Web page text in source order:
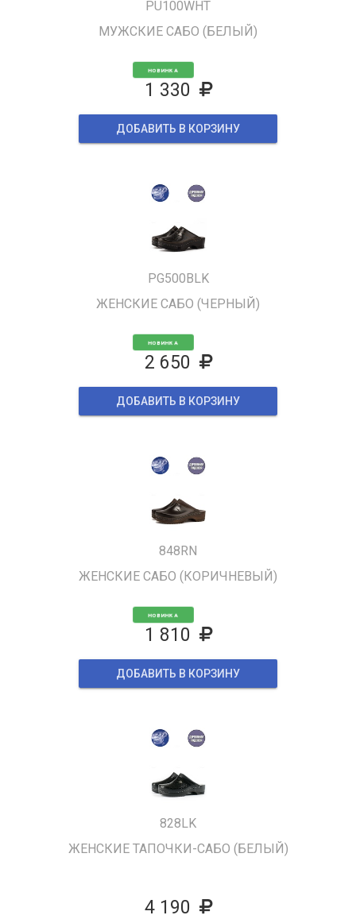
PU100WHT
МУЖСКИЕ САБО (БЕЛЫЙ)
НОВИНКА
1 330
ДОБАВИТЬ В КОРЗИНУ
PG500BLK
ЖЕНСКИЕ САБО (ЧЕРНЫЙ)
НОВИНКА
2 650
ДОБАВИТЬ В КОРЗИНУ
848RN
ЖЕНСКИЕ САБО (КОРИЧНЕВЫЙ)
НОВИНКА
1 810
ДОБАВИТЬ В КОРЗИНУ
828LK
ЖЕНСКИЕ ТАПОЧКИ-САБО (БЕЛЫЙ)
4 190